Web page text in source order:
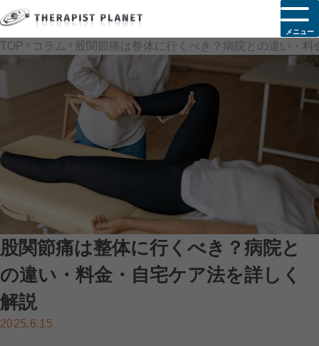
メニュー
TOP コラム 股関節痛は整体に行くべき？病院との違い・
股関節痛は整体に行くべき？病院と
の違い・料金・自宅ケア法を詳しく
解説
2025.6.15